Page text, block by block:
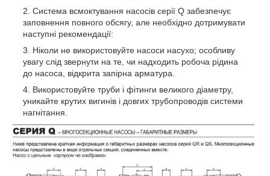
Система всмоктування насосів серії Q забезпечує
заповнення повного обсягу, але необхідно дотримувати
наступні рекомендації:
Ніколи не використовуйте насоси насухо; особливу
увагу слід звернути на те, чи надходить робоча рідина
до насоса, відкрита запірна арматура.
Використовуйте труби і фітинги великого діаметру,
уникайте крутих вигинів і довгих трубопроводів системи
нагнітання.